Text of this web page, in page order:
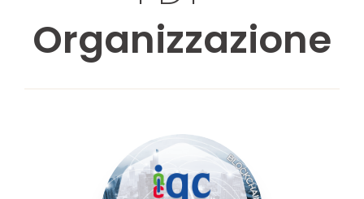
Organizzazione